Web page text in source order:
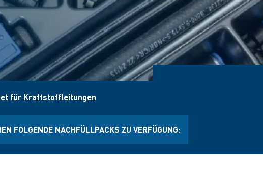
für Kraftstoffleitungen
FOLGENDE NACHFÜLLPACKS ZU VERFÜGUNG: